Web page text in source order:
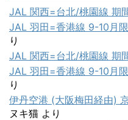
JAL 関西=台北/桃園線 期
JAL 羽田=香港線 9-10月
り
JAL 関西=台北/桃園線 期
JAL 羽田=香港線 9-10月
り
伊丹空港 (大阪梅田経由)
ヌキ猫 より